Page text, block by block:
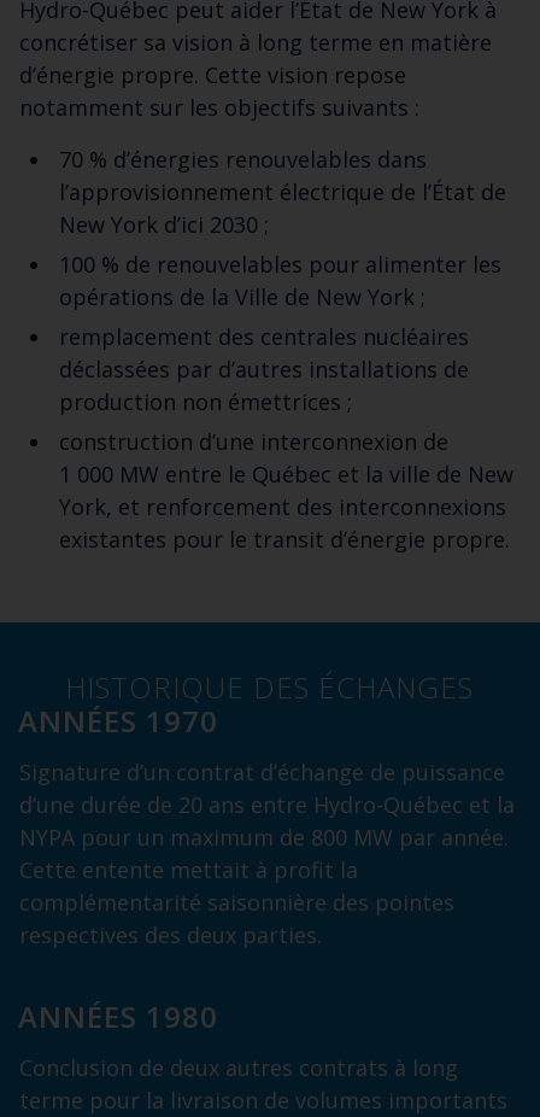
Hydro-Québec peut aider l’État de New York à
concrétiser sa vision à long terme en matière
d’énergie propre. Cette vision repose
notamment sur les objectifs suivants :
70 % d’énergies renouvelables dans
l’approvisionnement électrique de l’État de
New York d’ici 2030 ;
100 % de renouvelables pour alimenter les
opérations de la Ville de New York ;
remplacement des centrales nucléaires
déclassées par d’autres installations de
production non émettrices ;
construction d’une interconnexion de
1 000 MW entre le Québec et la ville de New
York, et renforcement des interconnexions
existantes pour le transit d’énergie propre.
HISTORIQUE DES ÉCHANGES
ANNÉES 1970
Signature d’un contrat d’échange de puissance
d’une durée de 20 ans entre Hydro-Québec et la
NYPA pour un maximum de 800 MW par année.
Cette entente mettait à profit la
complémentarité saisonnière des pointes
respectives des deux parties.
ANNÉES 1980
Conclusion de deux autres contrats à long
terme pour la livraison de volumes importants